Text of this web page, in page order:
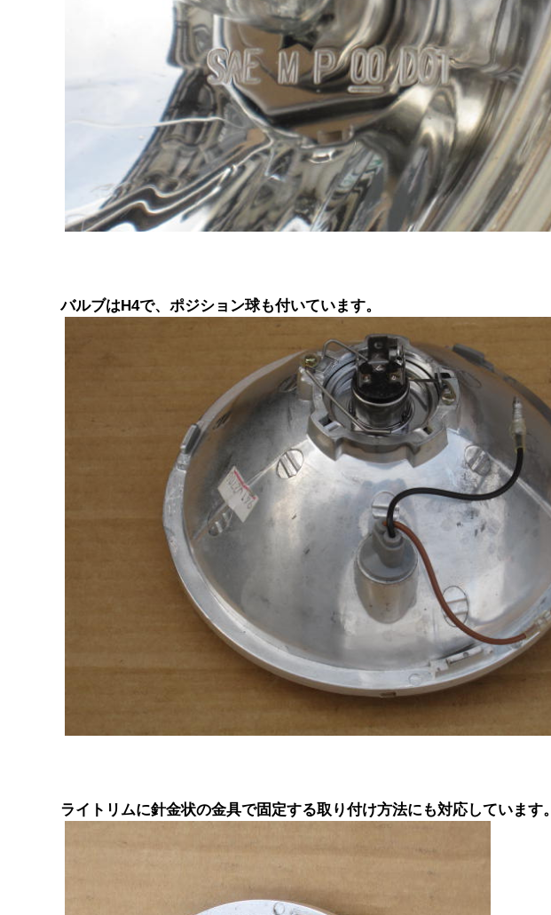
バルブはH4で、ポジション球も付いています。
ライトリムに針金状の金具で固定する取り付け方法にも対応しています。